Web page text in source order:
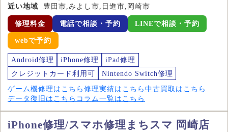
近い地域
豊田市,みよし市,日進市,岡崎市
修理料金 電話で相談・予約 LINEで相談・予約
webで予約
Android修理 iPhone修理
iPad修理
クレジットカード利用可
Nintendo Switch修理
ゲーム機修理はこちら 修理実績はこちら 中古買取はこちら
データ復旧はこちら コラム一覧はこちら
iPhone修理/スマホ修理まちスマ 岡崎店